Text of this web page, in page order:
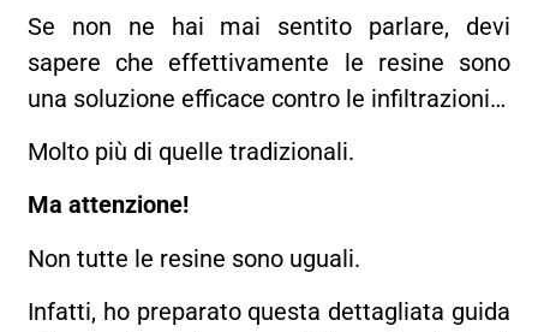
Se non ne hai mai sentito parlare, devi
sapere che effettivamente le resine sono
una soluzione efficace contro le infiltrazioni…
Molto più di quelle tradizionali.
Ma attenzione!
Non tutte le resine sono uguali.
Infatti, ho preparato questa dettagliata guida